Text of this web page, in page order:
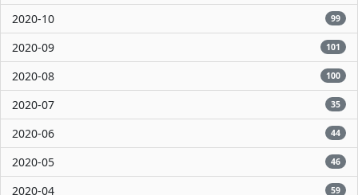
2020-10 99
2020-09 101
2020-08 100
2020-07 35
2020-06 44
2020-05 46
2020-04 59